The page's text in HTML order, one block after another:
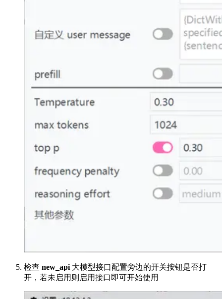
检查 new_api 大模型接口配置旁边的开关按钮是否打
开，若未启用则启用接口即可开始使用